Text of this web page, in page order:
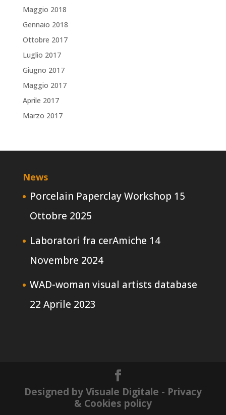
Maggio 2018
Gennaio 2018
Ottobre 2017
Luglio 2017
Giugno 2017
Maggio 2017
Aprile 2017
Marzo 2017
News
Porcelain Paperclay Workshop 15
Ottobre 2025
Laboratori fra cerAmiche 14
Novembre 2024
WAD-woman visual artists database
22 Aprile 2023
Designed by Visuale Digitale - Privacy
& Cookies policy